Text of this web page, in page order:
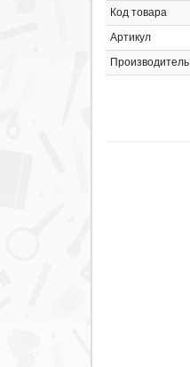
Код товара
Артикул
Производитель